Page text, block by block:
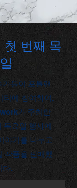
첫 번째 목
들이 포틀랜
티에 참여하여,
가 주최한
목요일 행사에
야기를 나누고
작품을 판매했
다.